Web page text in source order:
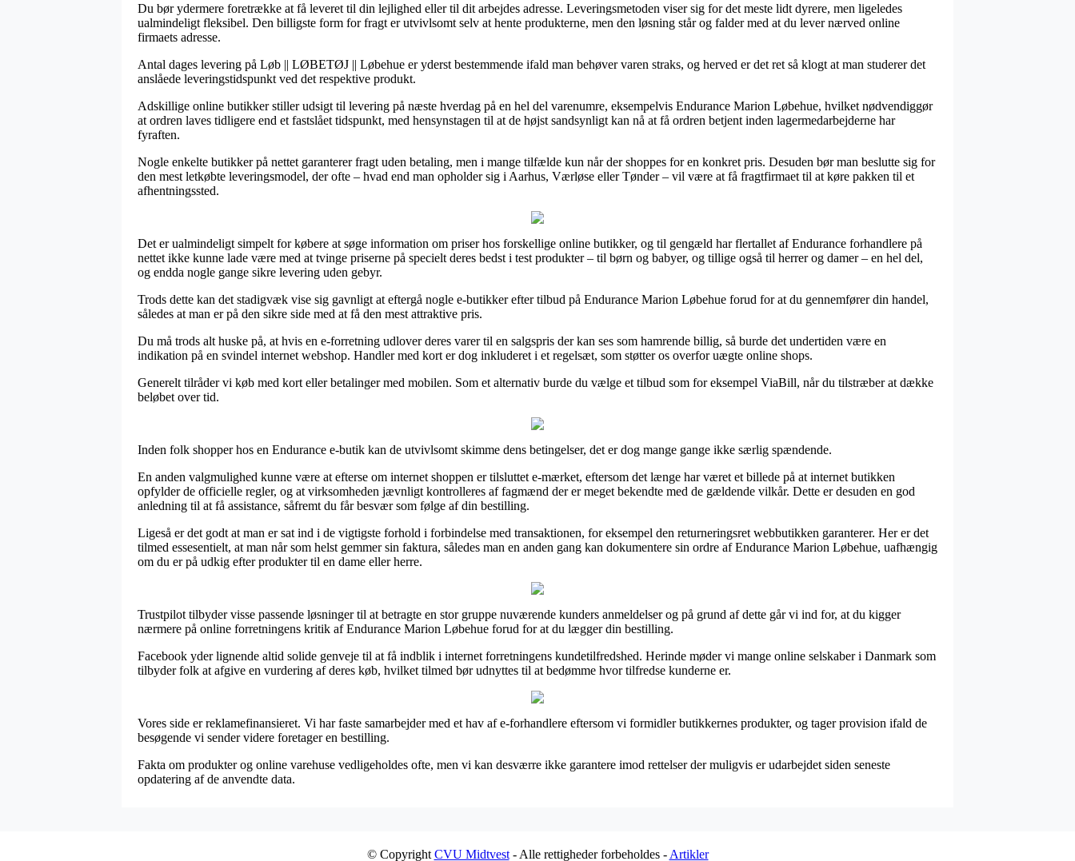
Du bør ydermere foretrække at få leveret til din lejlighed eller til dit arbejdes adresse. Leveringsmetoden viser sig for det meste lidt dyrere, men ligeledes
ualmindeligt fleksibel. Den billigste form for fragt er utvivlsomt selv at hente produkterne, men den løsning står og falder med at du lever nærved online
firmaets adresse.
Antal dages levering på Løb || LØBETØJ || Løbehue er yderst bestemmende ifald man behøver varen straks, og herved er det ret så klogt at man studerer det
anslåede leveringstidspunkt ved det respektive produkt.
Adskillige online butikker stiller udsigt til levering på næste hverdag på en hel del varenumre, eksempelvis Endurance Marion Løbehue, hvilket nødvendiggør
at ordren laves tidligere end et fastslået tidspunkt, med hensynstagen til at de højst sandsynligt kan nå at få ordren betjent inden lagermedarbejderne har
fyraften.
Nogle enkelte butikker på nettet garanterer fragt uden betaling, men i mange tilfælde kun når der shoppes for en konkret pris. Desuden bør man beslutte sig for
den mest letkøbte leveringsmodel, der ofte – hvad end man opholder sig i Aarhus, Værløse eller Tønder – vil være at få fragtfirmaet til at køre pakken til et
afhentningssted.
Det er ualmindeligt simpelt for købere at søge information om priser hos forskellige online butikker, og til gengæld har flertallet af Endurance forhandlere på
nettet ikke kunne lade være med at tvinge priserne på specielt deres bedst i test produkter – til børn og babyer, og tillige også til herrer og damer – en hel del,
og endda nogle gange sikre levering uden gebyr.
Trods dette kan det stadigvæk vise sig gavnligt at eftergå nogle e-butikker efter tilbud på Endurance Marion Løbehue forud for at du gennemfører din handel,
således at man er på den sikre side med at få den mest attraktive pris.
Du må trods alt huske på, at hvis en e-forretning udlover deres varer til en salgspris der kan ses som hamrende billig, så burde det undertiden være en
indikation på en svindel internet webshop. Handler med kort er dog inkluderet i et regelsæt, som støtter os overfor uægte online shops.
Generelt tilråder vi køb med kort eller betalinger med mobilen. Som et alternativ burde du vælge et tilbud som for eksempel ViaBill, når du tilstræber at dække
beløbet over tid.
Inden folk shopper hos en Endurance e-butik kan de utvivlsomt skimme dens betingelser, det er dog mange gange ikke særlig spændende.
En anden valgmulighed kunne være at efterse om internet shoppen er tilsluttet e-mærket, eftersom det længe har været et billede på at internet butikken
opfylder de officielle regler, og at virksomheden jævnligt kontrolleres af fagmænd der er meget bekendte med de gældende vilkår. Dette er desuden en god
anledning til at få assistance, såfremt du får besvær som følge af din bestilling.
Ligeså er det godt at man er sat ind i de vigtigste forhold i forbindelse med transaktionen, for eksempel den returneringsret webbutikken garanterer. Her er det
tilmed essesentielt, at man når som helst gemmer sin faktura, således man en anden gang kan dokumentere sin ordre af Endurance Marion Løbehue, uafhængig
om du er på udkig efter produkter til en dame eller herre.
Trustpilot tilbyder visse passende løsninger til at betragte en stor gruppe nuværende kunders anmeldelser og på grund af dette går vi ind for, at du kigger
nærmere på online forretningens kritik af Endurance Marion Løbehue forud for at du lægger din bestilling.
Facebook yder lignende altid solide genveje til at få indblik i internet forretningens kundetilfredshed. Herinde møder vi mange online selskaber i Danmark som
tilbyder folk at afgive en vurdering af deres køb, hvilket tilmed bør udnyttes til at bedømme hvor tilfredse kunderne er.
Vores side er reklamefinansieret. Vi har faste samarbejder med et hav af e-forhandlere eftersom vi formidler butikkernes produkter, og tager provision ifald de
besøgende vi sender videre foretager en bestilling.
Fakta om produkter og online varehuse vedligeholdes ofte, men vi kan desværre ikke garantere imod rettelser der muligvis er udarbejdet siden seneste
opdatering af de anvendte data.
© Copyright CVU Midtvest- Alle rettigheder forbeholdes - Artikler